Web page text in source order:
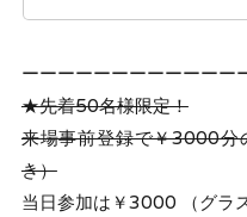
ーーーーーーーーーーーー
★先着50名様限定！
来場事前登録で￥3000分
き）
当日参加は￥3000 （グラ